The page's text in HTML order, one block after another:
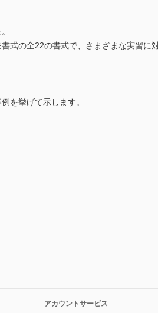
式の全22の書式で、さまざまな実習に
を挙げて示します。
アカウントサービス